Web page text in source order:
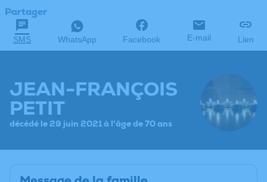
Partager
SMS WhatsApp Facebook E-mail Lien
JEAN-FRANÇOIS
PETIT
décédé le 29 juin 2021 à l'âge de 70 ans